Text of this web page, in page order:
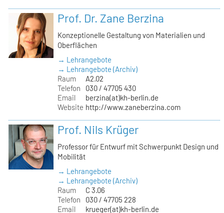
Prof. Dr. Zane Berzina
Konzeptionelle Gestaltung von Materialien und
Oberflächen
→ Lehrangebote
→ Lehrangebote (Archiv)
Raum
A2.02
Telefon
030 / 47705 430
Email
berzina(at)kh-berlin.de
Website http://www.zaneberzina.com
Prof. Nils Krüger
Professor für Entwurf mit Schwerpunkt Design und
Mobilität
→ Lehrangebote
→ Lehrangebote (Archiv)
Raum
C 3.06
Telefon
030 / 47705 228
Email
krueger(at)kh-berlin.de